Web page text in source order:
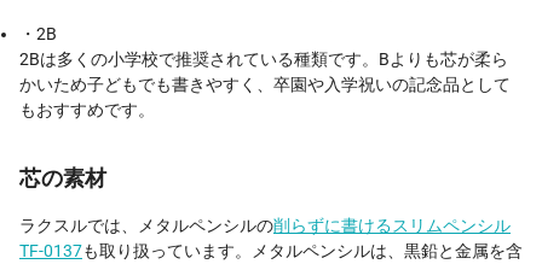
・2B
2Bは多くの小学校で推奨されている種類です。Bよりも芯が柔ら
かいため子どもでも書きやすく、卒園や入学祝いの記念品として
もおすすめです。
芯の素材
ラクスルでは、メタルペンシルの削らずに書けるスリムペンシル
TF-0137も取り扱っています。メタルペンシルは、黒鉛と金属を含